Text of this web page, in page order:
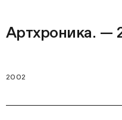
Артхроника. —
2002